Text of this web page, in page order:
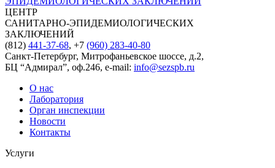
ЦЕНТР
САНИТАРНО-ЭПИДЕМИОЛОГИЧЕСКИХ
ЗАКЛЮЧЕНИЙ
(812) 441-37-68, +7 (960) 283-40-80
Санкт-Петербург, Митрофаньевское шоссе, д.2,
БЦ “Адмирал”, оф.246, e-mail: info@sezspb.ru
О нас
Лаборатория
Орган инспекции
Новости
Контакты
Услуги